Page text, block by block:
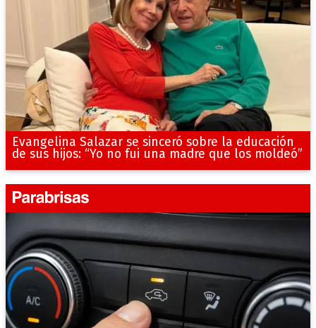
Evangelina Salazar se sinceró sobre la educación
de sus hijos: “Yo no fui una madre que los moldeó”